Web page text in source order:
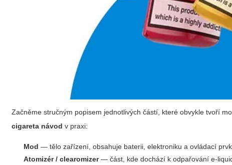
Začněme stručným popisem jednotlivých částí, které obvykle tvoří
cigareta návod v praxi:
Mod — tělo zařízení, obsahuje baterii, elektroniku a ovládací
Atomizér / clearomizer— část, kde dochází k odpařování e-